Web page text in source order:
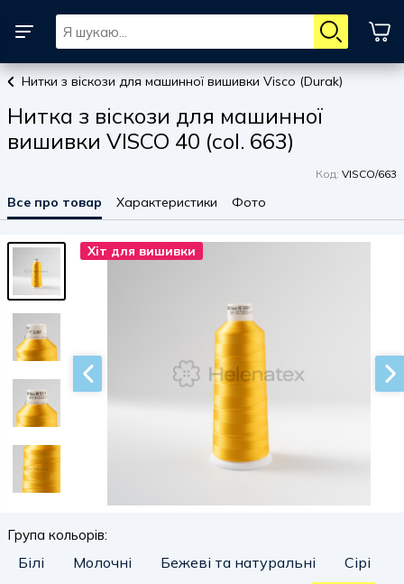
Нитки з віскози для машинної вишивки Visco (Durak)
Нитка з віскози для машинної
вишивки VISCO 40 (col. 663)
Код: VISCO/663
Все про товар Характеристики Фото
Хіт для вишивки
Хіт для вишивки
Хіт для вишивки
Хіт для вишивки
Група кольорів:
Білі Молочні Бежеві та натуральні
Сірі